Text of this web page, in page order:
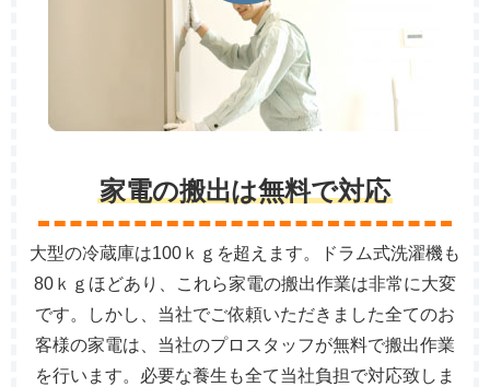
家電の搬出は無料で対応
大型の冷蔵庫は100ｋｇを超えます。ドラム式洗濯機も
80ｋｇほどあり、これら家電の搬出作業は非常に大変
です。しかし、当社でご依頼いただきました全てのお
客様の家電は、当社のプロスタッフが無料で搬出作業
を行います。必要な養生も全て当社負担で対応致しま